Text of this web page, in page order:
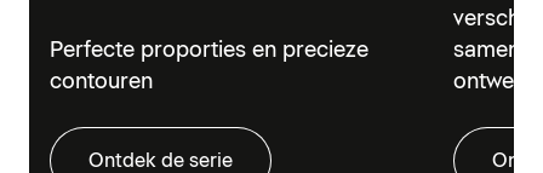
Perfecte proporties en precieze
contouren
Ontdek de serie
samen
ontwerp.